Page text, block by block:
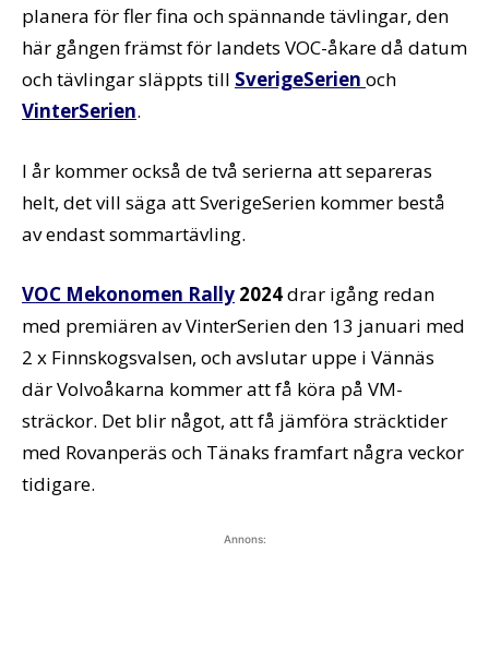
planera för fler fina och spännande tävlingar, den
här gången främst för landets VOC-åkare då datum
och tävlingar släppts till SverigeSerien och
VinterSerien.
I år kommer också de två serierna att separeras
helt, det vill säga att SverigeSerien kommer bestå
av endast sommartävling.
VOC Mekonomen Rally 2024drar igång redan
med premiären av VinterSerien den 13 januari med
2 x Finnskogsvalsen, och avslutar uppe i Vännäs
där Volvoåkarna kommer att få köra på VM-
sträckor. Det blir något, att få jämföra sträcktider
med Rovanperäs och Tänaks framfart några veckor
tidigare.
Annons: